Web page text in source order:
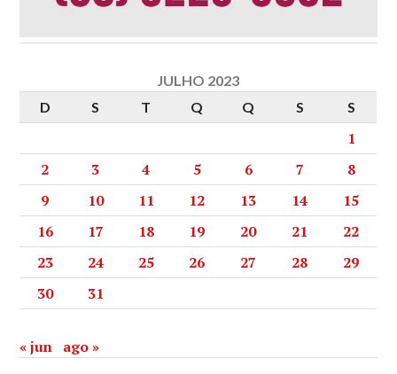
JULHO 2023
D
S T Q Q S S
1
2
3 4 5 6 7
8
9
10 11 12 13 14
15
16
17 18 19 20 21
22
23
24 25 26 27 28
29
30
31
« jun ago »